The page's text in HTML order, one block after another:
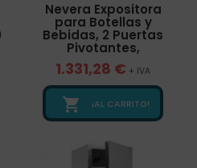
Nevera Expositora
para Botellas y
Bebidas, 2 Puertas
Pivotantes,
1.331,28 € + IVA
 ¡AL CARRITO!